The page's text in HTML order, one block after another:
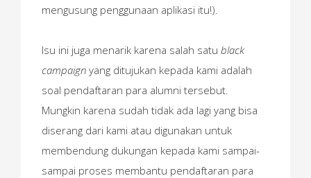
mengusung penggunaan aplikasi itu!).
Isu ini juga menarik karena salah satu black
campaign yang ditujukan kepada kami adalah
soal pendaftaran para alumni tersebut.
Mungkin karena sudah tidak ada lagi yang bisa
diserang dari kami atau digunakan untuk
membendung dukungan kepada kami sampai-
sampai proses membantu pendaftaran para